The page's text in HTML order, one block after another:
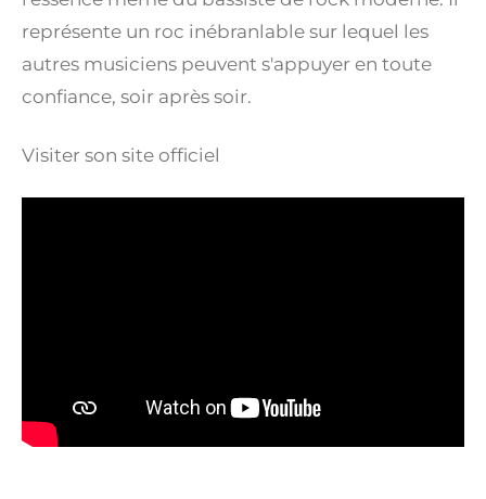
représente un roc inébranlable sur lequel les
autres musiciens peuvent s'appuyer en toute
confiance, soir après soir.
Visiter son site officiel